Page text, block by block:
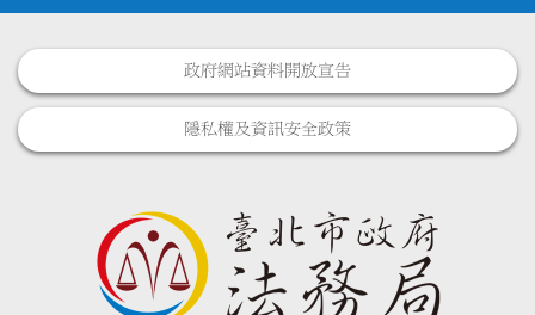
政府網站資料開放宣告
隱私權及資訊安全政策